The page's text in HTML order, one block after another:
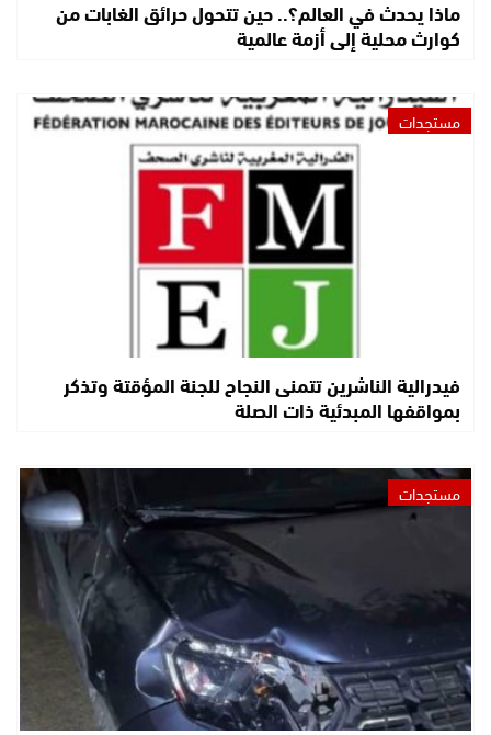
ماذا يحدث في العالم؟.. حين تتحول حرائق الغابات من
كوارث محلية إلى أزمة عالمية
مستجدات
فيدرالية الناشرين تتمنى النجاح للجنة المؤقتة وتذكر
بمواقفها المبدئية ذات الصلة
مستجدات